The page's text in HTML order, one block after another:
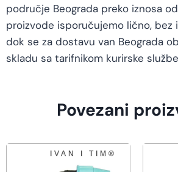
područje Beograda preko iznosa
proizvode isporučujemo lično, bez
dok se za dostavu van Beograda
skladu sa tarifnikom kurirske
Povezani